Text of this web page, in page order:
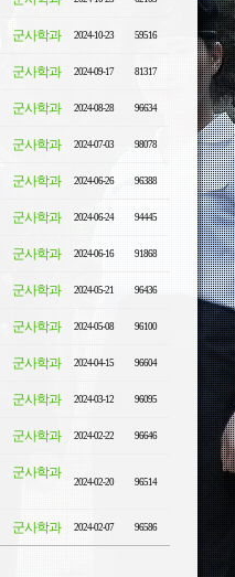
군사학과 2024-10-23 59516
군사학과 2024-09-17 81317
군사학과 2024-08-28 96634
군사학과 2024-07-03 98078
군사학과 2024-06-26 96388
군사학과 2024-06-24 94445
군사학과 2024-06-16 91868
군사학과 2024-05-21 96436
군사학과 2024-05-08 96100
군사학과 2024-04-15 96604
군사학과 2024-03-12 96095
군사학과 2024-02-22 96646
군사학과
2024-02-20 96514
군사학과 2024-02-07 96586